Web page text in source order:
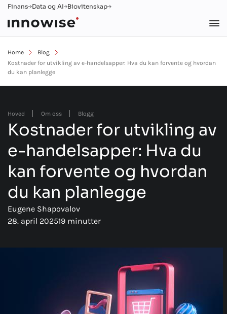
Finans Data og AI Biovitenskap
Home
Blog
Kostnader for utvikling av e-handelsapper: Hva du kan forvente og hvordan
du kan planlegge
Hoved Om oss Blogg
Kostnader for utvikling av
e-handelsapper: Hva du
kan forvente og hvordan
du kan planlegge
Eugene Shapovalov
28. april 202519 minutter